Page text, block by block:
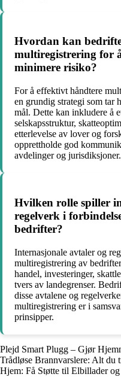
Hvordan kan
multiregistrering for
minimere risiko?
For å effektivt håndtere
en grundig strategi som tar
mål. Dette kan inkludere å
selskapsstruktur,
etterlevelse av lover og
opprettholde god
avdelinger og jurisdiksjoner.
Hvilken rolle spiller
regelverk i
bedrifter?
Internasjonale avtaler og
multiregistrering av
handel, investeringer,
tvers av landegrenser.
disse avtalene og
multiregistrering er i
prinsipper.
Plejd Smart Plugg – Gjør
Trådløse Brannvarslere: Alt du
Hjem: Få Støtte til Elbillader